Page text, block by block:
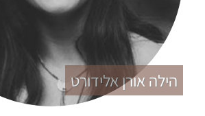
הילה אורן אלידורט